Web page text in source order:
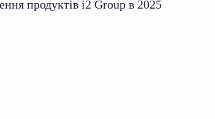
продуктів i2 Group в 2025